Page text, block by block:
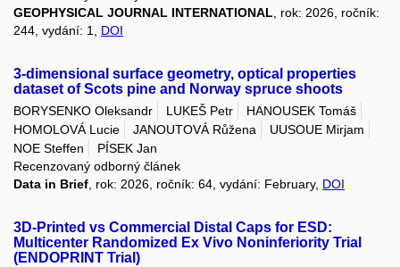
GEOPHYSICAL JOURNAL INTERNATIONAL , rok: 2026, ročník:
244, vydání: 1, DOI
3-dimensional surface geometry, optical properties
dataset of Scots pine and Norway spruce shoots
BORYSENKO Oleksandr LUKEŠ Petr
HANOUSEK Tomáš
HOMOLOVÁ Lucie
JANOUTOVÁ Růžena
UUSOUE Mirjam
NOE Steffen
PÍSEK Jan
Recenzovaný odborný článek
Data in Brief, rok: 2026, ročník: 64, vydání: February, DOI
3D-Printed vs Commercial Distal Caps for ESD:
Multicenter Randomized Ex Vivo Noninferiority Trial
(ENDOPRINT Trial)